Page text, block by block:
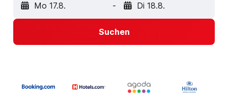
Mo 17.8. - Di 18.8.
Suchen